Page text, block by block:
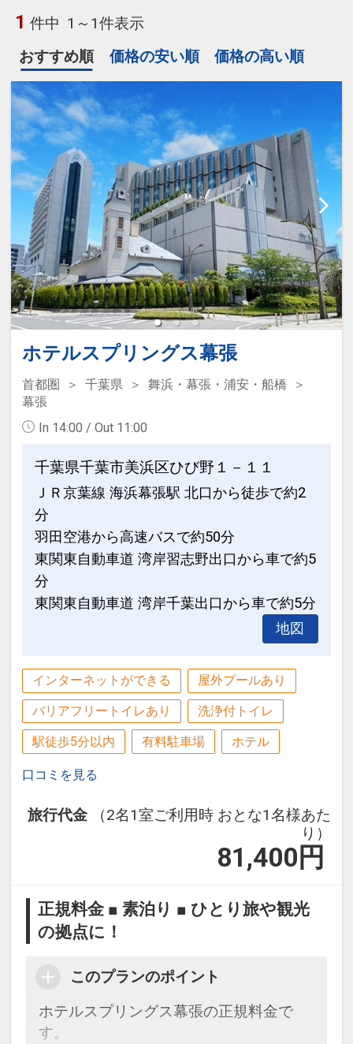
1 件中 1～1件表示
おすすめ順
価格の安い順 価格の高い順
ホテルスプリングス幕張
首都圏 千葉県
舞浜・幕張・浦安・船橋
幕張
In 14:00 / Out 11:00
千葉県千葉市美浜区ひび野１－１１
ＪＲ京葉線 海浜幕張駅 北口から徒歩で約2
分
羽田空港から高速バスで約50分
東関東自動車道 湾岸習志野出口から車で約5
分
東関東自動車道 湾岸千葉出口から車で約5分
地図
インターネットができる 屋外プールあり
バリアフリートイレあり 洗浄付トイレ
駅徒歩5分以内 有料駐車場 ホテル
口コミを見る
旅行代金
（2名1室ご利用時 おとな1名様あた
り）
81,400 円
正規料金 ■ 素泊り ■ ひとり旅や観光
の拠点に！
このプランのポイント
ホテルスプリングス幕張の正規料金で
す。